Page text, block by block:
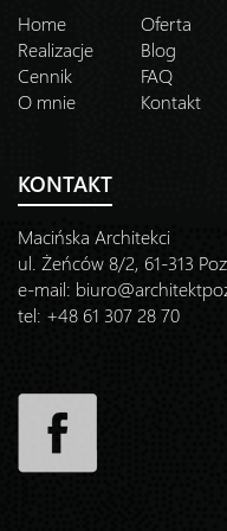
Home
Oferta
Realizacje
Blog
Cennik
FAQ
O mnie
Kontakt
KONTAKT
Macińska Architekci
ul. Żeńców 8/2, 61-313
e-mail:
tel: +48 61 307 28 70